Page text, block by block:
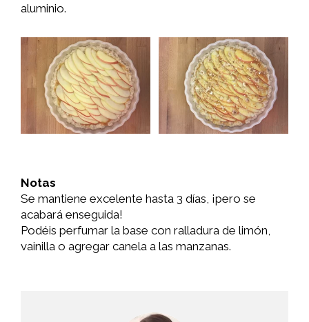
aluminio.
Notas
Se mantiene excelente hasta 3 días, ¡pero se
acabará enseguida!
Podéis perfumar la base con ralladura de limón,
vainilla o agregar canela a las manzanas.